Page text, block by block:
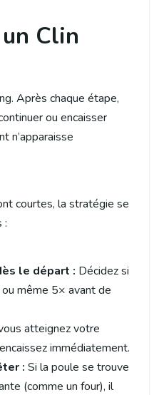
Clin
Après chaque étape,
ou encaisser
n’apparaisse
courtes, la stratégie se
:
le départ : Décidez si
même 5× avant de
atteignez votre
immédiatement.
: Si la poule se trouve
(comme un four), il